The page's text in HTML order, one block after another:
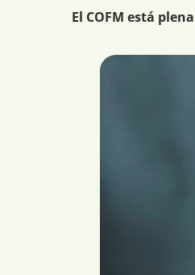
El COFM está